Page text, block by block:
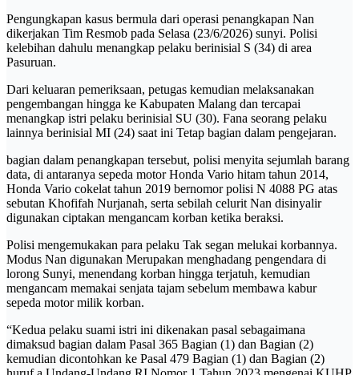
Pengungkapan kasus bermula dari operasi penangkapan Nan
dikerjakan Tim Resmob pada Selasa (23/6/2026) sunyi. Polisi
kelebihan dahulu menangkap pelaku berinisial S (34) di area
Pasuruan.
Dari keluaran pemeriksaan, petugas kemudian melaksanakan
pengembangan hingga ke Kabupaten Malang dan tercapai
menangkap istri pelaku berinisial SU (30). Fana seorang pelaku
lainnya berinisial MI (24) saat ini Tetap bagian dalam pengejaran.
bagian dalam penangkapan tersebut, polisi menyita sejumlah barang
data, di antaranya sepeda motor Honda Vario hitam tahun 2014,
Honda Vario cokelat tahun 2019 bernomor polisi N 4088 PG atas
sebutan Khofifah Nurjanah, serta sebilah celurit Nan disinyalir
digunakan ciptakan mengancam korban ketika beraksi.
Polisi mengemukakan para pelaku Tak segan melukai korbannya.
Modus Nan digunakan Merupakan menghadang pengendara di
lorong Sunyi, menendang korban hingga terjatuh, kemudian
mengancam memakai senjata tajam sebelum membawa kabur
sepeda motor milik korban.
“Kedua pelaku suami istri ini dikenakan pasal sebagaimana
dimaksud bagian dalam Pasal 365 Bagian (1) dan Bagian (2)
kemudian dicontohkan ke Pasal 479 Bagian (1) dan Bagian (2)